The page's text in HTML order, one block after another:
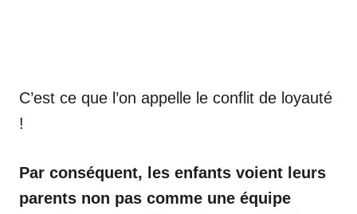
C’est ce que l’on appelle le conflit de loyauté
!
Par conséquent, les enfants voient leurs
parents non pas comme une équipe